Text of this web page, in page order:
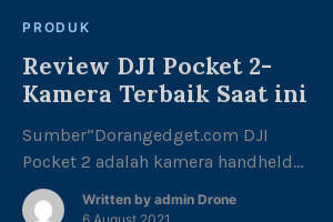
PRODUK
Review DJI Pocket 2-
Kamera Terbaik Saat ini
Sumber”Dorangedget.com DJI
Pocket 2 adalah kamera handheld
atau kamera pocket DJI generasi ke
dua dengan stabilizer tiga sumbu
Written by admin Drone